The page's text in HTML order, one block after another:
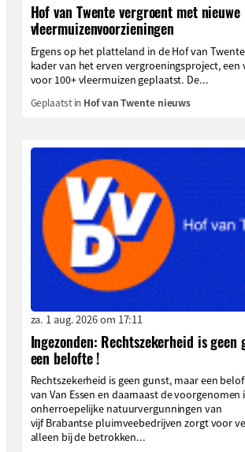
Hof van Twente vergroent met nieuwe
vleermuizenvoorzieningen
Ergens op het platteland in de Hof van
kader van het erven vergroeningsproject,
voor 100+ vleermuizen geplaatst. De...
Geplaatst in Hof van Twente nieuws
za. 1 aug. 2026 om 17:11
Ingezonden: Rechtszekerheid is geen
een belofte !
Rechtszekerheid is geen gunst, maar een
van Van Essen en daarnaast de
onherroepelijke natuurvergunningen van
vijf Brabantse pluimveebedrijven zorgt voor
alleen bij de betrokken...